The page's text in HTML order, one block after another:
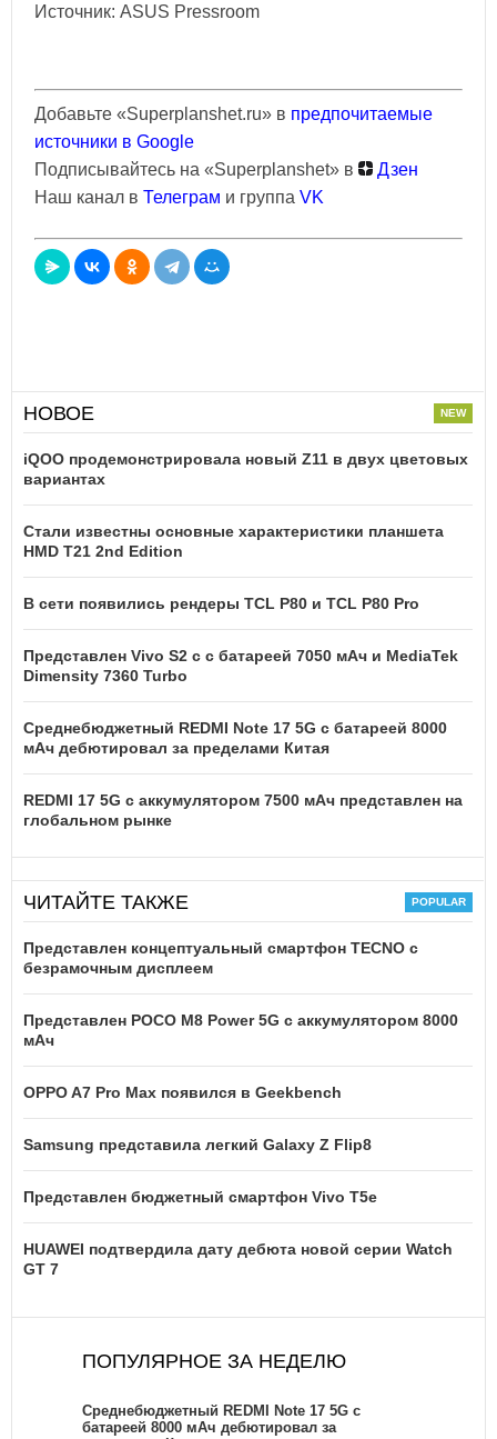
Источник: ASUS Pressroom
Добавьте «Superplanshet.ru» в предпочитаемые
источники в Google
Подписывайтесь на «Superplanshet» в
Дзен
Наш канал в Телеграм и группа VK
НОВОЕ
iQOO продемонстрировала новый Z11 в двух цветовых
вариантах
Стали известны основные характеристики планшета
HMD T21 2nd Edition
В сети появились рендеры TCL P80 и TCL P80 Pro
Представлен Vivo S2 с с батареей 7050 мАч и MediaTek
Dimensity 7360 Turbo
Среднебюджетный REDMI Note 17 5G с батареей 8000
мАч дебютировал за пределами Китая
REDMI 17 5G c аккумулятором 7500 мАч представлен на
глобальном рынке
ЧИТАЙТЕ ТАКЖЕ
Представлен концептуальный смартфон TECNO с
безрамочным дисплеем
Представлен POCO M8 Power 5G с аккумулятором 8000
мАч
OPPO A7 Pro Max появился в Geekbench
Samsung представила легкий Galaxy Z Flip8
Представлен бюджетный смартфон Vivo T5e
HUAWEI подтвердила дату дебюта новой серии Watch
GT 7
ПОПУЛЯРНОЕ ЗА НЕДЕЛЮ
Среднебюджетный REDMI Note 17 5G с
батареей 8000 мАч дебютировал за